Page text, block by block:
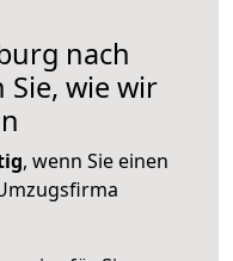
nach
Sie, wie wir
, wenn Sie einen